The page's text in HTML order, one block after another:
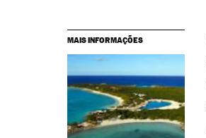
MAIS INFORMAÇÕES